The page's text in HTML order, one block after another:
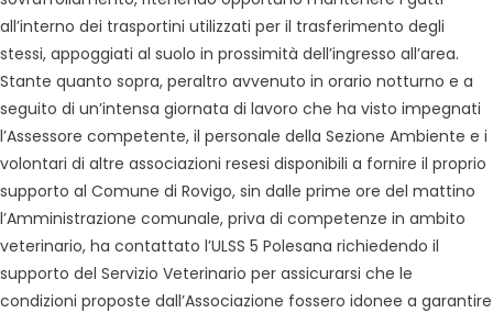
all’interno dei trasportini utilizzati per il trasferimento degli
stessi, appoggiati al suolo in prossimità dell’ingresso all’area.
Stante quanto sopra, peraltro avvenuto in orario notturno e a
seguito di un’intensa giornata di lavoro che ha visto impegnati
l’Assessore competente, il personale della Sezione Ambiente e i
volontari di altre associazioni resesi disponibili a fornire il proprio
supporto al Comune di Rovigo, sin dalle prime ore del mattino
l’Amministrazione comunale, priva di competenze in ambito
veterinario, ha contattato l’ULSS 5 Polesana richiedendo il
supporto del Servizio Veterinario per assicurarsi che le
condizioni proposte dall’Associazione fossero idonee a garantire